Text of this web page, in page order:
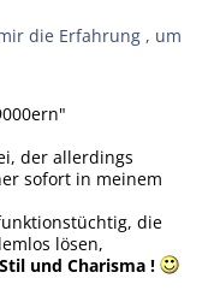
die Erfahrung , um
der allerdings
sofort in meinem
die
lösen,
und Charisma !